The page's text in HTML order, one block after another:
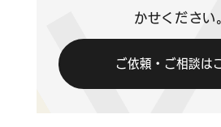
かせください
ご依頼・ご相談は